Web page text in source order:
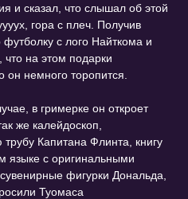
и сказал, что слышал об этой
гора с плеч. Получив
с лого Найткома и
на этом подарки
он немного торопится.
в гримерке он откроет
же калейдоскоп,
Капитана Флинта, книгу
языке с оригинальными
фигурки Дональда,
Туомаса